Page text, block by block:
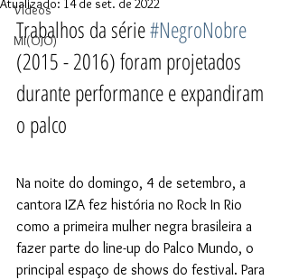
Vídeos
MI(OJO)
Atualizado: 14 de set. de 2022
Trabalhos da série #NegroNobre
(2015 - 2016) foram projetados
durante performance e expandiram
o palco
Na noite do domingo, 4 de setembro, a
cantora IZA fez história no Rock In Rio
como a primeira mulher negra brasileira a
fazer parte do line-up do Palco Mundo, o
principal espaço de shows do festival. Para